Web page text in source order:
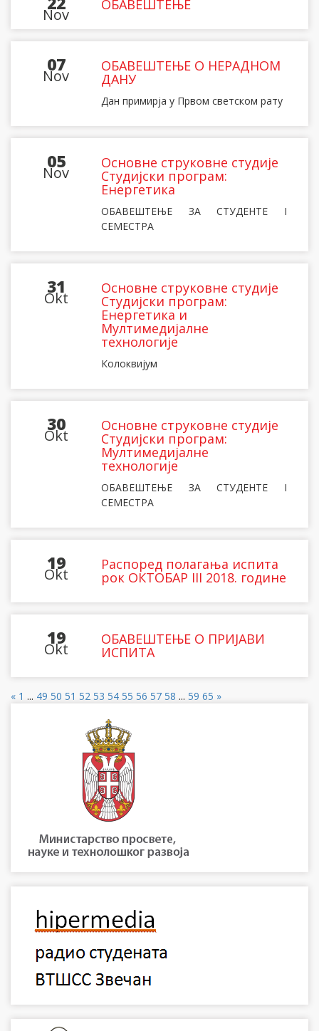
Nov
ОБАВЕШТЕЊЕ
07
Nov
ОБАВЕШТЕЊЕ О НЕРАДНОМ
ДАНУ
Дан примирја у Првом светском рату
05
Nov
Основне струковне студије
Студијски програм:
Енергетика
ОБАВЕШТЕЊЕ ЗА СТУДЕНТЕ I
СЕМЕСТРА
31
Okt
Основне струковне студије
Студијски програм:
Енергетика и
Мултимедијалне
технологије
Колоквијум
30
Okt
Основне струковне студије
Студијски програм:
Мултимедијалне
технологије
ОБАВЕШТЕЊЕ ЗА СТУДЕНТЕ I
СЕМЕСТРА
19
Okt
Распоред полагања испита
рок ОКТОБАР III 2018. године
19
Okt
ОБАВЕШТЕЊЕ О ПРИЈАВИ
ИСПИТА
« 1 ... 49 50 51 52 53 54 55 56 57 58 ... 59 65 »